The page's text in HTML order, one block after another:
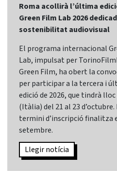
Roma acollirà l’última
Green Film Lab 2026
sostenibilitat audiovisual
El programa internacional
Lab, impulsat per
Green Film, ha obert la
per participar a la tercera i
edició de 2026, que tindrà lloc
(Itàlia) del 21 al 23 d’octubre.
termini d’inscripció finalitza
setembre.
Llegir notícia